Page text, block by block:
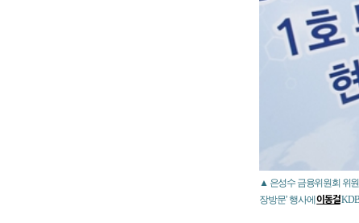
▲ 은성수 금융위원회 위
장방문’ 행사에이동걸